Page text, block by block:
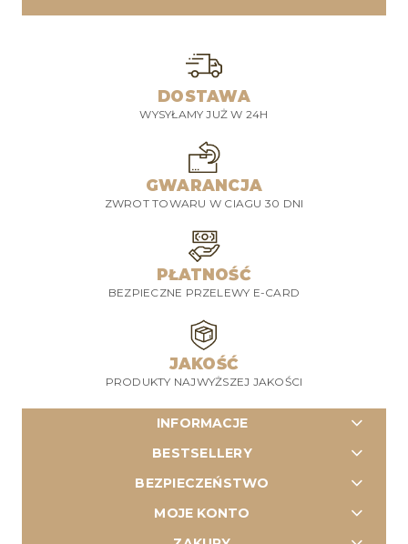
DOSTAWA
WYSYŁAMY JUŻ W 24H
GWARANCJA
ZWROT TOWARU W CIAGU 30 DNI
PŁATNOŚĆ
BEZPIECZNE PRZELEWY E-CARD
JAKOŚĆ
PRODUKTY NAJWYŻSZEJ JAKOŚCI
INFORMACJE
BESTSELLERY
BEZPIECZEŃSTWO
MOJE KONTO